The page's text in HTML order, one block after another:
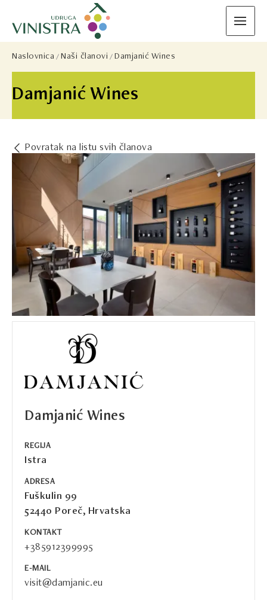
Damjanić Wines
Naslovnica Naši članovi Damjanić Wines
Povratak na listu svih članova
Damjanić Wines
REGIJA
Istra
ADRESA
Fuškulin 99
52440 Poreč, Hrvatska
KONTAKT
+385912399995
E-MAIL
visit@damjanic.eu